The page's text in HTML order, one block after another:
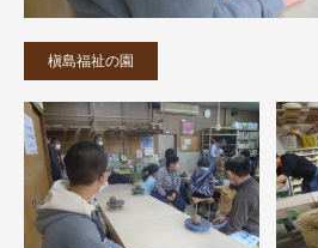
槇島福祉の園